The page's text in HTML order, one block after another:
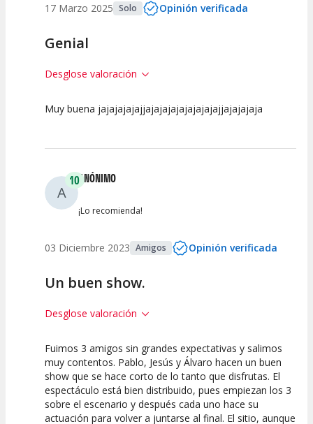
17 Marzo 2025 Solo Opinión verificada
Genial
Desglose valoración
10
Espectáculo
10
Escena
10
artística
Muy buena jajajajajajjajajajajajajajajajjajajajaja
A
10ANÓNIMO
¡Lo recomienda!
03 Diciembre 2023 Amigos Opinión verificada
Un buen show.
Desglose valoración
10
Calidad del
Espectáculo
10
Puesta en
Escena
10
Interpretación
artística
Fuimos 3 amigos sin grandes expectativas y salimos
muy contentos. Pablo, Jesús y Álvaro hacen un buen
show que se hace corto de lo tanto que disfrutas. El
espectáculo está bien distribuido, pues empiezan los 3
sobre el escenario y después cada uno hace su
actuación para volver a juntarse al final. El sitio, aunque